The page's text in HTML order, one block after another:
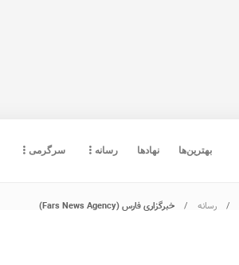
سرگرمی رسانه نهادها بهترین‌ها
رسانه خبرگزاری فارس (Fars News Agency)